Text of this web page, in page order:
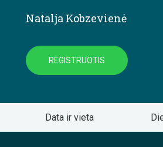
Natalja Kobzevienė
REGISTRUOTIS
Data ir vieta